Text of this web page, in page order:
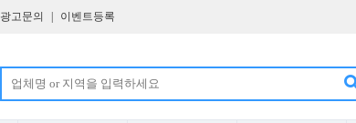
광고문의 이벤트등록